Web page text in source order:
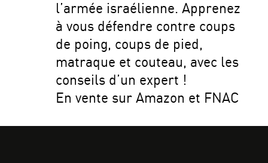
l’armée israélienne. Apprenez
à vous défendre contre coups
de poing, coups de pied,
matraque et couteau, avec les
conseils d’un expert !
En vente sur Amazon et FNAC